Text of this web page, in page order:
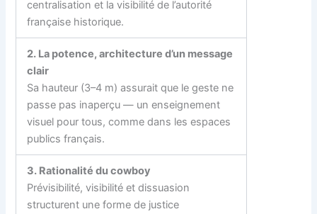
centralisation et la visibilité de l’autorité
française historique.
2. La potence, architecture d’un message
clair
Sa hauteur (3–4 m) assurait que le geste ne
passe pas inaperçu — un enseignement
visuel pour tous, comme dans les espaces
publics français.
3. Rationalité du cowboy
Prévisibilité, visibilité et dissuasion
structurent une forme de justice